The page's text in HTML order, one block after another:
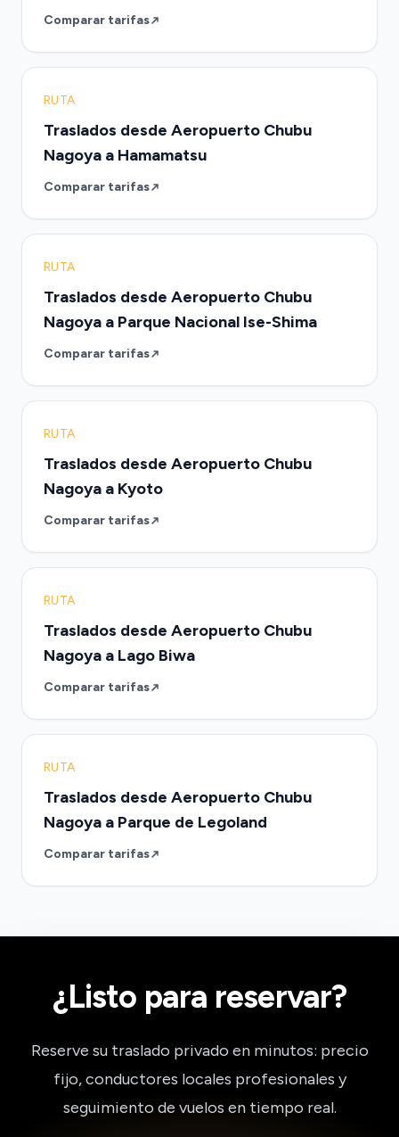
Comparar tarifas
RUTA
Traslados desde Aeropuerto Chubu
Nagoya a Hamamatsu
Comparar tarifas
RUTA
Traslados desde Aeropuerto Chubu
Nagoya a Parque Nacional Ise-Shima
Comparar tarifas
RUTA
Traslados desde Aeropuerto Chubu
Nagoya a Kyoto
Comparar tarifas
RUTA
Traslados desde Aeropuerto Chubu
Nagoya a Lago Biwa
Comparar tarifas
RUTA
Traslados desde Aeropuerto Chubu
Nagoya a Parque de Legoland
Comparar tarifas
¿Listo para reservar?
Reserve su traslado privado en minutos: precio
fijo, conductores locales profesionales y
seguimiento de vuelos en tiempo real.